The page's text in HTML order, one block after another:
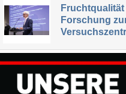
Forschung